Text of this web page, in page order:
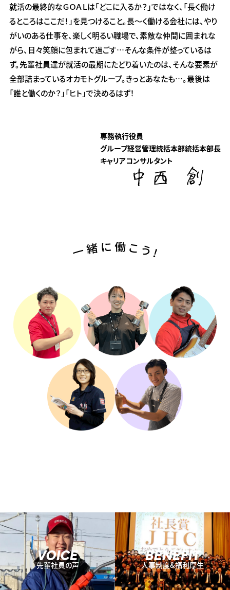
就活の最終的なＧＯＡＬは「どこに入るか？」ではなく、「長く働け
るところはここだ！」を見つけること。長～く働ける会社には、やり
がいのある仕事を、楽しく明るい職場で、素敵な仲間に囲まれな
がら、日々笑顔に包まれて過ごす…そんな条件が整っているは
ず。先輩社員達が就活の最期にたどり着いたのは、そんな要素が
全部詰まっているオカモトグループ。きっとあなたも…。最後は
「誰と働くのか？」「ヒト」で決めるはず！
専務執行役員
グループ経営管理統括本部統括本部長
キャリアコンサルタント
VOICE
先輩社員の声
BENEFIT
人事制度&福利厚生